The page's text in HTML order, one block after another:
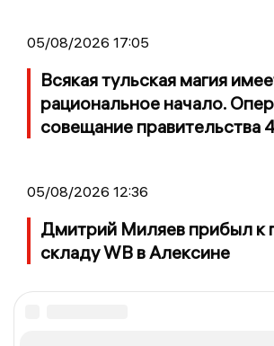
05/08/2026 17:05
Всякая тульская магия
рациональное начало.
совещание правительства
05/08/2026 12:36
Дмитрий Миляев прибыл к
складу WB в Алексине